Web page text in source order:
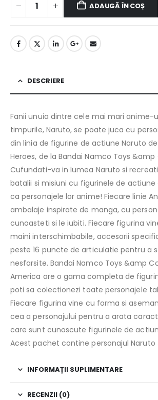
ADAUGĂ ÎN COȘ
DESCRIERE
Fanii unuia dintre cele mai mari anime-
timpurile, Naruto, se poate juca cu
din linia de figurine de actiune Naruto
Heroes, de la Bandai Namco Toys &amp
Cufundati-va in lumea Naruto si
batalii si misiuni cu figurinele de
ca personajele lor anime! Fiecare linie
ambalaje inspirate de manga, cu
cunoasteti si le iubiti. Fiecare figurina
maini interschimbabile, accesorii
peste 16 puncte de articulatie pentru a
nesfarsite. Bandai Namco Toys &amp
America are o gama completa de
poti sa colectionezi toate personajele
Fiecare figurina vine cu forma si
cea a personajului pentru a arata
care sunt cunoscute figurinele de
Acest pachet contine personajul Naruto
INFORMAȚII SUPLIMENTARE
RECENZII (0)